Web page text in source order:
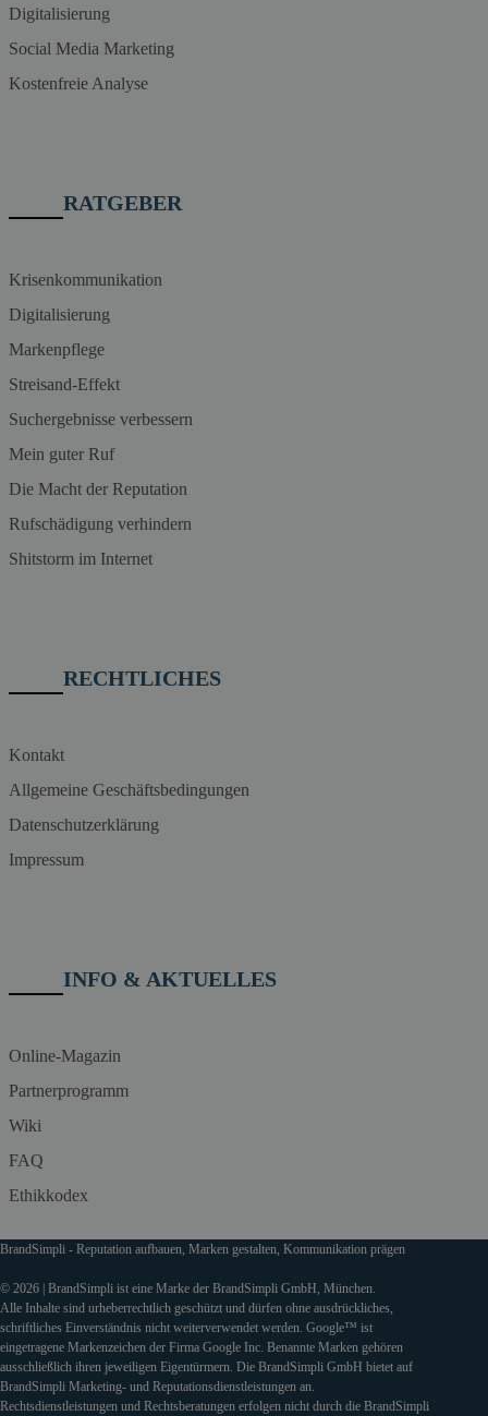
Digitalisierung
Social Media Marketing
Kostenfreie Analyse
RATGEBER
Krisenkommunikation
Digitalisierung
Markenpflege
Streisand-Effekt
Suchergebnisse verbessern
Mein guter Ruf
Die Macht der Reputation
Rufschädigung verhindern
Shitstorm im Internet
RECHTLICHES
Kontakt
Allgemeine Geschäftsbedingungen
Datenschutzerklärung
Impressum
INFO & AKTUELLES
Online-Magazin
Partnerprogramm
Wiki
FAQ
Ethikkodex
BrandSimpli - Reputation aufbauen, Marken gestalten, Kommunikation prägen
© 2026 | BrandSimpli ist eine Marke der BrandSimpli GmbH, München.
Alle Inhalte sind urheberrechtlich geschützt und dürfen ohne ausdrückliches,
schriftliches Einverständnis nicht weiterverwendet werden. Google™ ist
eingetragene Markenzeichen der Firma Google Inc. Benannte Marken gehören
ausschließlich ihren jeweiligen Eigentürmern. Die BrandSimpli GmbH bietet auf
BrandSimpli Marketing- und Reputationsdienstleistungen an.
Rechtsdienstleistungen und Rechtsberatungen erfolgen nicht durch die BrandSimpli